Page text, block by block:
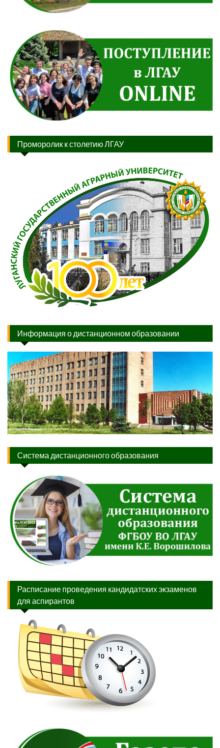
Проморолик к столетию ЛГАУ
Информация о дистанционном образовании
Система дистанционного образования
Расписание проведения кандидатских экзаменов
для аспирантов